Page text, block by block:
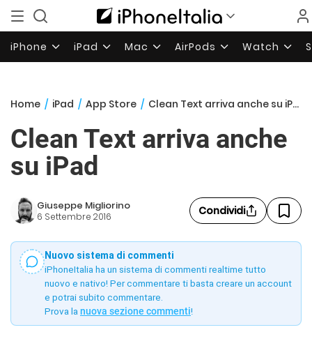
iPhone iPad Mac AirPods Watch
Home / iPad / App Store / Clean Text arriva anche su iPad
Clean Text arriva anche
su iPad
Giuseppe Migliorino
6 Settembre 2016 Condividi
Nuovo sistema di commenti
iPhoneItalia ha un sistema di commenti realtime tutto
nuovo e nativo! Per commentare ti basta creare un account
e potrai subito commentare.
Prova la nuova sezione commenti!